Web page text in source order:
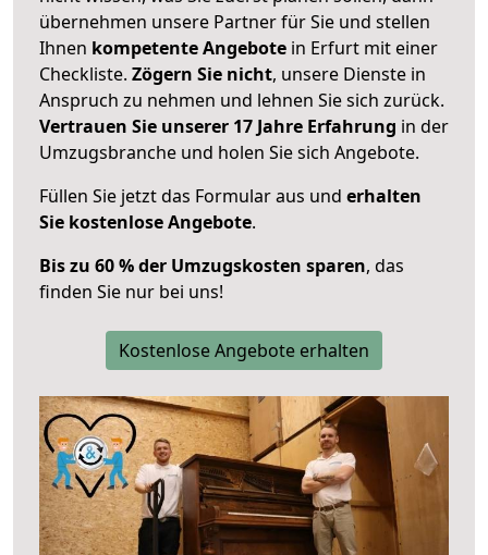
übernehmen unsere Partner für Sie und stellen
Ihnen kompetente Angebote in Erfurt mit einer
Checkliste. Zögern Sie nicht, unsere Dienste in
Anspruch zu nehmen und lehnen Sie sich zurück.
Vertrauen Sie unserer 17 Jahre Erfahrung in der
Umzugsbranche und holen Sie sich Angebote.
Füllen Sie jetzt das Formular aus und erhalten
Sie kostenlose Angebote.
Bis zu 60 % der Umzugskosten sparen, das
finden Sie nur bei uns!
Kostenlose Angebote erhalten